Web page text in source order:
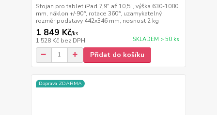
Stojan pro tablet iPad 7,9" až 10,5", výška 630-1080
mm, náklon +/-90°, rotace 360°, uzamykatelný,
rozměr podstavy 442x346 mm, nosnost 2 kg
1 849 Kč/ks
1 528 Kč bez DPH SKLADEM > 50 ks
Přidat do košíku
Doprava ZDARMA